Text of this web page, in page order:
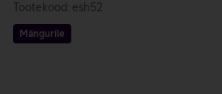
Tootekood: esh52
Mängurile